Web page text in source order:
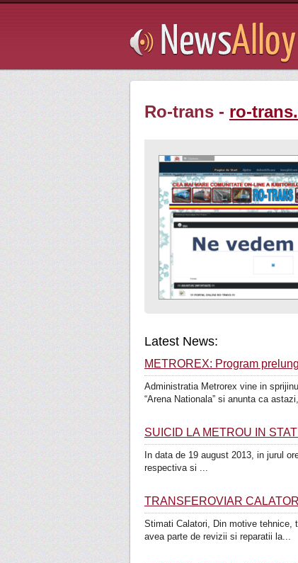
Ro-trans - ro-
Latest News:
METROREX: Program
Administratia Metrorex vine in
“Arena Nationala” si anunta ca
SUICID LA METROU IN
In data de 19 august 2013, in jurul
respectiva si ...
TRANSFEROVIAR
Stimati Calatori, Din motive tehnice,
avea parte de revizii si reparatii la...